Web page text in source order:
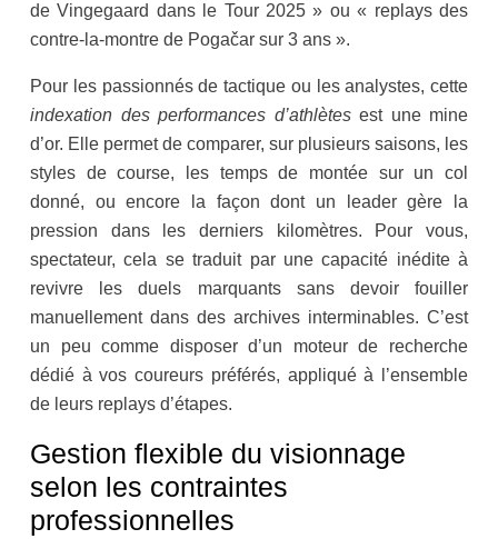
de Vingegaard dans le Tour 2025 » ou « replays des
contre-la-montre de Pogačar sur 3 ans ».
Pour les passionnés de tactique ou les analystes, cette
indexation des performances d’athlètesest une mine
d’or. Elle permet de comparer, sur plusieurs saisons, les
styles de course, les temps de montée sur un col
donné, ou encore la façon dont un leader gère la
pression dans les derniers kilomètres. Pour vous,
spectateur, cela se traduit par une capacité inédite à
revivre les duels marquants sans devoir fouiller
manuellement dans des archives interminables. C’est
un peu comme disposer d’un moteur de recherche
dédié à vos coureurs préférés, appliqué à l’ensemble
de leurs replays d’étapes.
Gestion flexible du visionnage
selon les contraintes
professionnelles